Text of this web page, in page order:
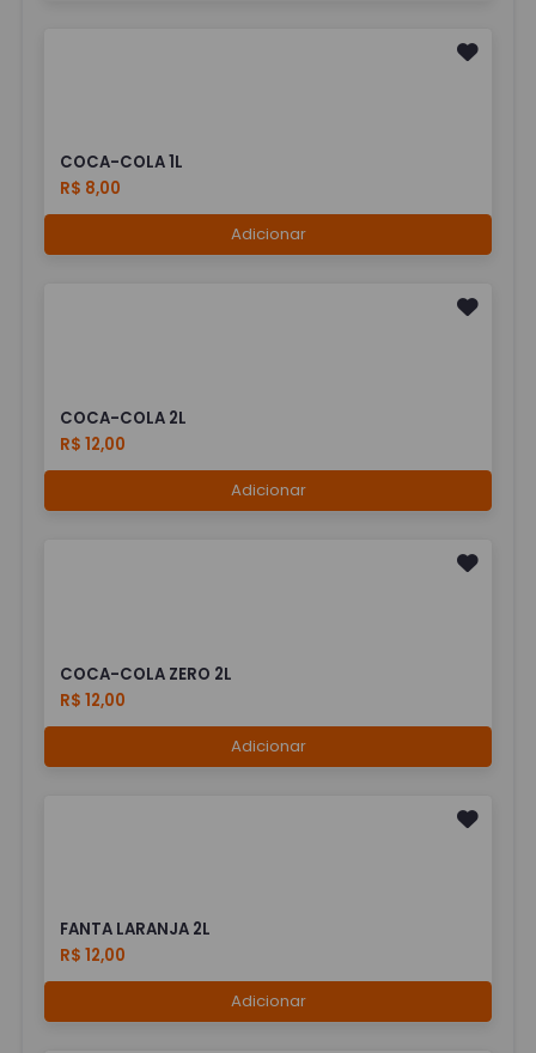
COCA-COLA 1L
R$ 8,00
Adicionar
COCA-COLA 2L
R$ 12,00
Adicionar
COCA-COLA ZERO 2L
R$ 12,00
Adicionar
FANTA LARANJA 2L
R$ 12,00
Adicionar